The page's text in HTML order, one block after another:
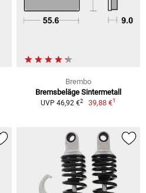
Brembo
Bremsbeläge Sintermetall
UVP 46,92 €2 39,88 €1